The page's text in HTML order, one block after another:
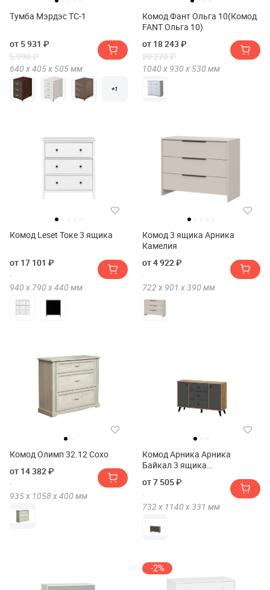
Тумба Мэрдэс ТС-1
от 5 931 ₽
5 990 ₽
640 х405 х 505мм
+1
Комод Фант Ольга 10(Комод
FANT Ольга 10)
от 18 243 ₽
20 270 ₽
1040 х 930 х 530 мм
Комод Leset Токе 3 ящика
от 17 101 ₽
940 х 790 х440 мм
Комод 3 ящика Арника
Камелия
от 4 922 ₽
722 х 901 х390 мм
Комод Олимп 32.12 Сохо
от 14 382 ₽
935 х 1058 х400 мм
Комод Арника Арника
Байкал 3 ящика
от 7 505 ₽
732 х 1140 х331 мм
-2%